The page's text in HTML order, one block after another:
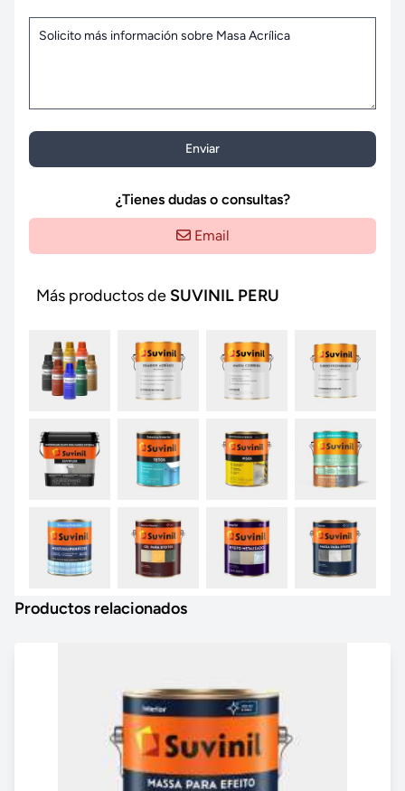
Enviar
¿Tienes dudas o consultas?
Email
Más productos de SUVINIL PERU
Productos relacionados